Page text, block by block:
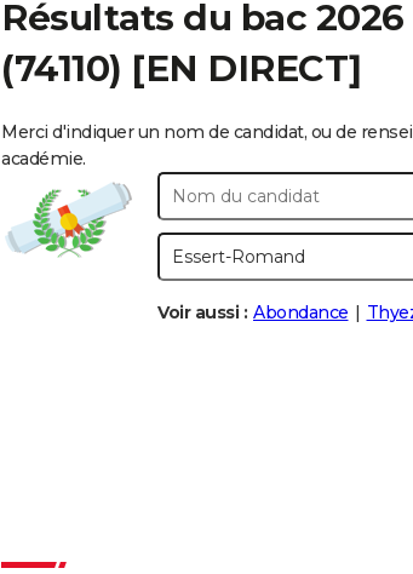
Résultats du bac 2026
(74110) [EN DIRECT]
Merci d'indiquer un nom de candidat, ou de
académie.
Voir aussi : Abondance